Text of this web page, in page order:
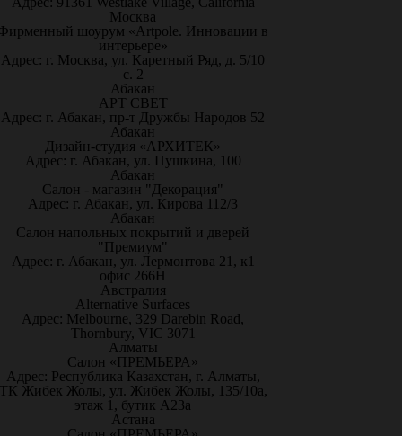
Москва
шоурум «Artpole. Инновации в
интерьере»
Адрес: г. Москва, ул. Каретный Ряд, д. 5/10
с. 2
Абакан
АРТ СВЕТ
Адрес: г. Абакан, пр-т Дружбы Народов 52
Абакан
Дизайн-студия «АРХИТЕК»
Адрес: г. Абакан, ул. Пушкина, 100
Абакан
Салон - магазин "Декорация"
Адрес: г. Абакан, ул. Кирова 112/3
Абакан
Салон напольных покрытий и дверей
"Премиум"
Адрес: г. Абакан, ул. Лермонтова 21, к1
офис 266Н
Австралия
Alternative Surfaces
Адрес: Melbourne, 329 Darebin Road,
Thornbury, VIC 3071
Алматы
Салон «ПРЕМЬЕРА»
Адрес: Республика Казахстан, г. Алматы,
Жибек Жолы, ул. Жибек Жолы, 135/10а,
этаж 1, бутик А23а
Астана